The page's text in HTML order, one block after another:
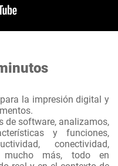
la impresión digital y
de software, analizamos,
y funciones,
conectividad,
mucho más, todo en